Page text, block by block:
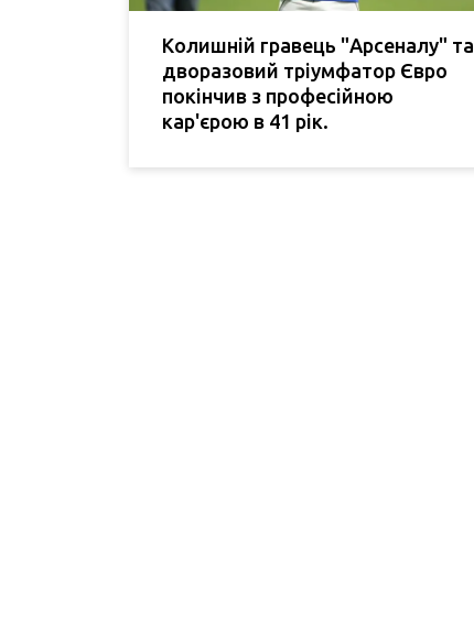
Колишній гравець "Арсеналу" та
дворазовий тріумфатор Євро
покінчив з професійною
кар'єрою в 41 рік.